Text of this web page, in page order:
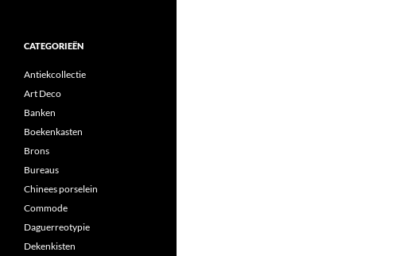
CATEGORIEËN
Antiekcollectie
Art Deco
Banken
Boekenkasten
Brons
Bureaus
Chinees porselein
Commode
Daguerreotypie
Dekenkisten